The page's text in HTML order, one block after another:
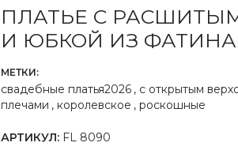
ПЛАТЬЕ С
И ЮБКОЙ ИЗ ФАТИНА
МЕТКИ:
свадебные платья2026 , с открытым
плечами , королевское , роскошные
АРТИКУЛ: FL 8090